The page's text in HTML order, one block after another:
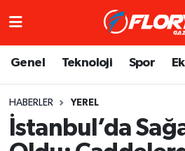
Genel Teknoloji Spor
HABERLER YEREL
İstanbul’da
Trafik Durumu
Süper Lig Puan Durumu